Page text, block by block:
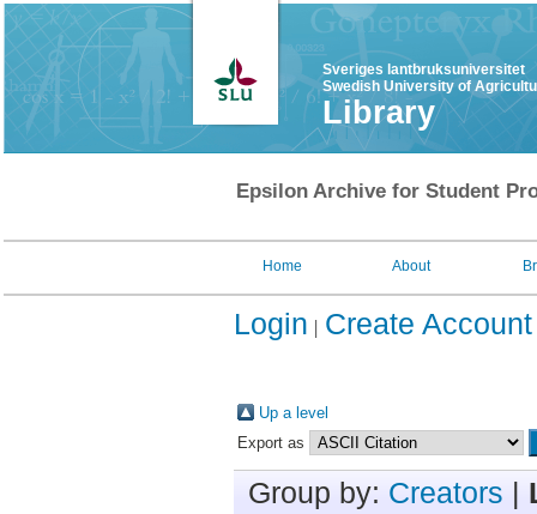
Sveriges lantbruksuniversitet
Swedish University of
Library
Epsilon Archive for Student
Home About
Login Create Account
Up a level
Export as
Group by: Creators |